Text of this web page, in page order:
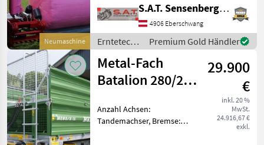
Neumaschine
Folienvorstrecker -
Computersteuerung -
Halterung für 2 Ersatzrollen
-Bodenstützwalze
Technische Dat
S.A.T. Sensenberger Agrar-Technik
4906 Eberschwang
Erntetechnik
Grünland /
Metal-Fach
Premium Gold Händler
Metal-Fach
Batalion 280/2-
NEU
29.900
€
inkl. 20 %
MwSt.
24.916,67 €
exkl.
Anzahl Achsen:
Tandemachser, Bremse: